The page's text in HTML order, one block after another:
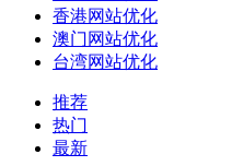
香港网站优化
澳门网站优化
台湾网站优化
推荐
热门
最新